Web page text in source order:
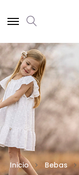
Inicio Bebas